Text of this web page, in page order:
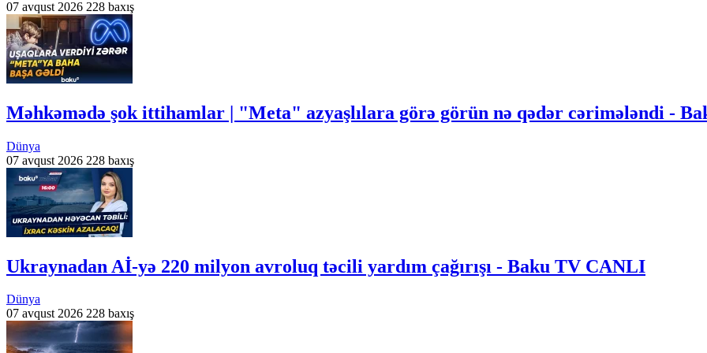
07 avqust 2026 228 baxış
Məhkəmədə şok ittihamlar | "Meta" azyaşlılara görə görün nə qədər cərimələndi -
Dünya
07 avqust 2026 228 baxış
Ukraynadan Aİ-yə 220 milyon avroluq təcili yardım çağırışı - Baku TV CANLI
Dünya
07 avqust 2026 228 baxış